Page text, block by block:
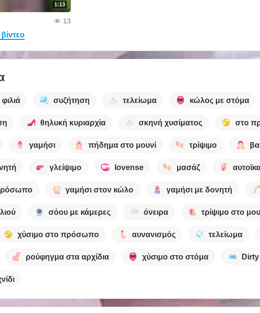
1:13
13
φιλιά συζήτηση τελείωμα κώλος με στόμα
θηλυκή κυριαρχία σκηνή χυσίματος στο
γαμήσι πήδημα στο μουνί τρίψιμο
γλείψιμο lovense μασάζ
γαμήσι στον κώλο γαμήσι με δονητή
σόου με κάμερες όνειρα τρίψιμο στο
χύσιμο στο πρόσωπο αυνανισμός τελείωμα
ρούφηγμα στα αρχίδια χύσιμο στο στόμα